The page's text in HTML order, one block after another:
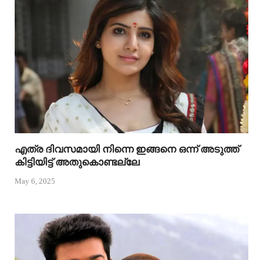
എത്ര ദിവസമായി നിന്നെ ഇങ്ങനെ ഒന്ന് അടുത്ത്
കിട്ടിയിട്ട് അതുകൊണ്ടല്ലേ
May 6, 2025